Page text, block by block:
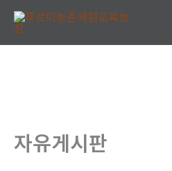
츠
자유게시판